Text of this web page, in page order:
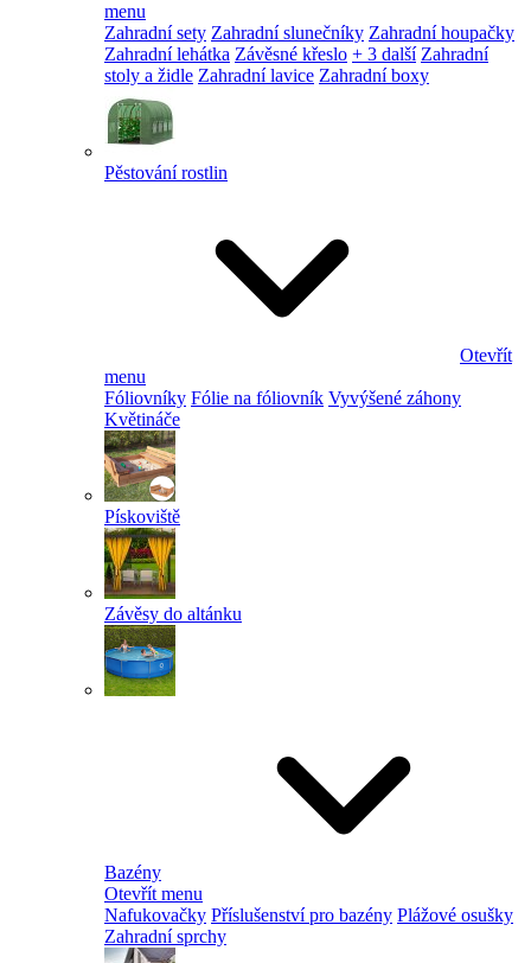
menu
Zahradní sety Zahradní slunečníky Zahradní houpačky
Zahradní lehátka Závěsné křeslo + 3 další Zahradní
stoly a židle Zahradní lavice Zahradní boxy
Pěstování rostlin
Otevřít
menu
Fóliovníky Fólie na fóliovník Vyvýšené záhony
Květináče
Pískoviště
Závěsy do altánku
Bazény
Otevřít menu
Nafukovačky Příslušenství pro bazény Plážové osušky
Zahradní sprchy